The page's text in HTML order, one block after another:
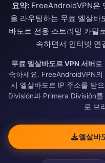
요약: FreeAndroidVPN은
을 라우팅하는 무료 엘살바
바도르 전용 스트리밍 카탈
속하면서 인터넷 연
무료 엘살바도르 VPN 서버 로
속하세요. FreeAndroidVPN
시 엘살바도르 IP 주소를 받
División과 Primera División
로 브
엘살바